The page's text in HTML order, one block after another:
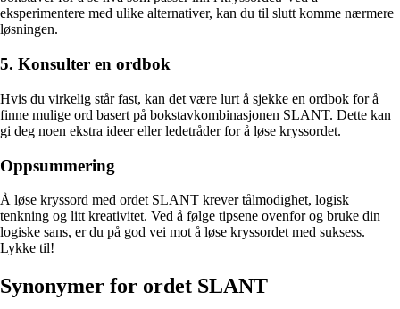
eksperimentere med ulike alternativer, kan du til slutt komme nærmere
løsningen.
5. Konsulter en ordbok
Hvis du virkelig står fast, kan det være lurt å sjekke en ordbok for å
finne mulige ord basert på bokstavkombinasjonen SLANT. Dette kan
gi deg noen ekstra ideer eller ledetråder for å løse kryssordet.
Oppsummering
Å løse kryssord med ordet SLANT krever tålmodighet, logisk
tenkning og litt kreativitet. Ved å følge tipsene ovenfor og bruke din
logiske sans, er du på god vei mot å løse kryssordet med suksess.
Lykke til!
Synonymer for ordet SLANT